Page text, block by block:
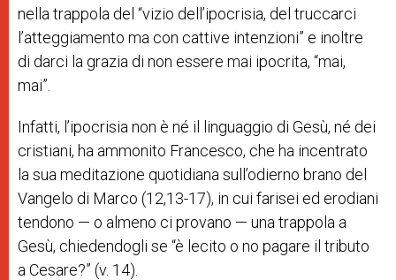
nella trappola del “vizio dell’ipocrisia, del truccarci
l’atteggiamento ma con cattive intenzioni” e inoltre
di darci la grazia di non essere mai ipocrita, “mai,
mai”.
Infatti, l’ipocrisia non è né il linguaggio di Gesù, né dei
cristiani, ha ammonito Francesco, che ha incentrato
la sua meditazione quotidiana sull’odierno brano del
Vangelo di Marco (12,13-17), in cui farisei ed erodiani
tendono — o almeno ci provano — una trappola a
Gesù, chiedendogli se “è lecito o no pagare il tributo
a Cesare?” (v. 14).